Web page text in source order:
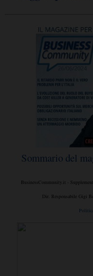
Sommario del
BusinessCommunity.it -
Dir. Responsabile Gigi